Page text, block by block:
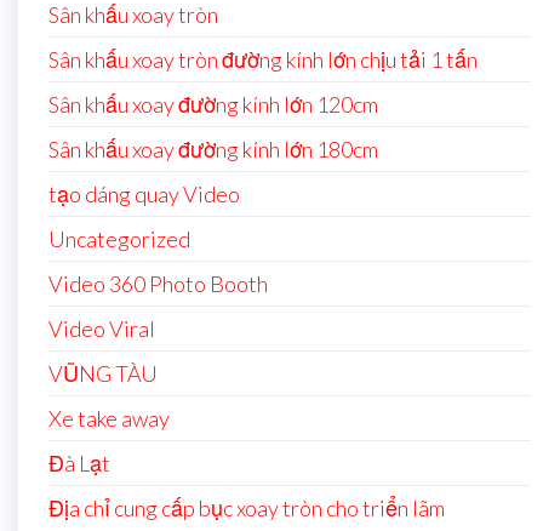
Sân khấu xoay tròn
Sân khấu xoay tròn đường kính lớn chịu tải 1 tấn
Sân khấu xoay đường kính lớn 120cm
Sân khấu xoay đường kính lớn 180cm
tạo dáng quay Video
Uncategorized
Video 360 Photo Booth
Video Viral
VŨNG TÀU
Xe take away
Đà Lạt
Địa chỉ cung cấp bục xoay tròn cho triển lãm